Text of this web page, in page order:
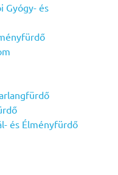
Gyógy- és
és Élményfürdő